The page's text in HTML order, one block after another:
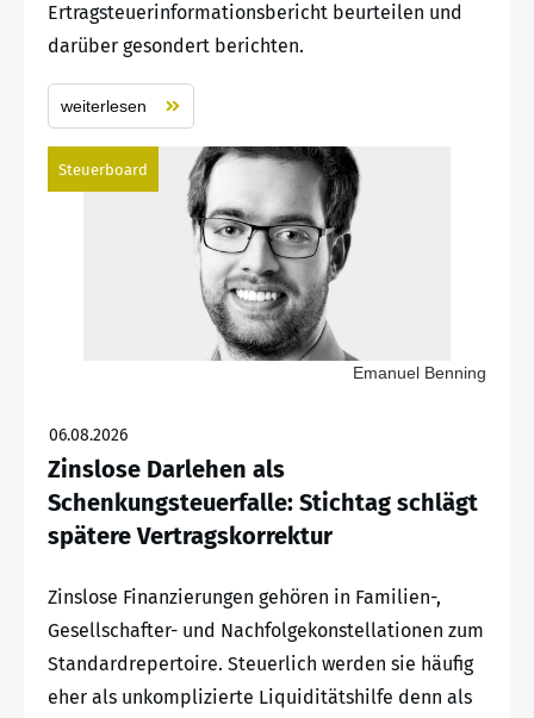
Ertragsteuerinformationsbericht beurteilen und
darüber gesondert berichten.
weiterlesen
Steuerboard
Emanuel Benning
06.08.2026
Zinslose Darlehen als
Schenkungsteuerfalle: Stichtag schlägt
spätere Vertragskorrektur
Zinslose Finanzierungen gehören in Familien-,
Gesellschafter- und Nachfolgekonstellationen zum
Standardrepertoire. Steuerlich werden sie häufig
eher als unkomplizierte Liquiditätshilfe denn als